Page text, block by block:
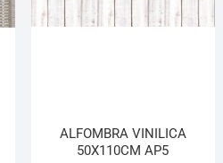
ALFOMBRA VINILICA
50X110CM AP5